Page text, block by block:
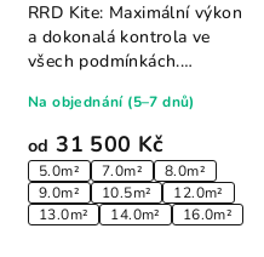
od 31 500 Kč
5.0m² 7.0m²
8.0m²
9.0m²
10.5m²
12.0m²
13.0m²
14.0m² 16.0m²
Na objednání (5–7 dnů)
RRD Kite: Maximální výkon
a dokonalá kontrola ve
všech podmínkách.